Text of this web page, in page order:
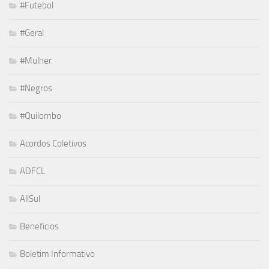
#Futebol
#Geral
#Mulher
#Negros
#Quilombo
Acordos Coletivos
ADFCL
AllSul
Beneficios
Boletim Informativo